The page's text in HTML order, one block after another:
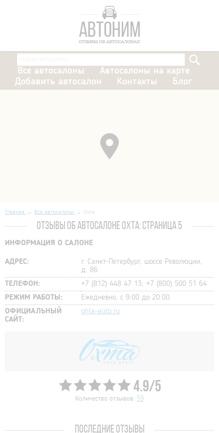
Все автосалоны
Автосалоны на карте
Добавить автосалон
Контакты Блог
Главная Все автосалоны Охта
ОТЗЫВЫ ОБ АВТОСАЛОНЕ ОХТА: СТРАНИЦА 5
ИНФОРМАЦИЯ О САЛОНЕ
АДРЕС:
г. Санкт-Петербург, шоссе Революции,
д. 86
ТЕЛЕФОН:
+7 (812) 448 47 13; +7 (800) 500 51 64
РЕЖИМ РАБОТЫ:
Ежедневно, с 9:00 до 20:00
ОФИЦИАЛЬНЫЙ
САЙТ:
ohta-auto.ru
4.9/5
Количество отзывов: 59
ПОСЛЕДНИЕ ОТЗЫВЫ